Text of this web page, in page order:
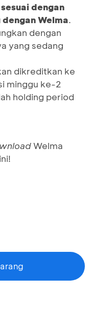
dengan
Welma.
dengan
yang sedang
dikreditkan ke
minggu ke-2
holding period
Welma